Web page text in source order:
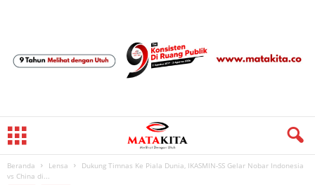
Beranda Lensa
Dukung Timnas Ke Piala Dunia, IKASMIN-SS Gelar Nobar Indonesia
vs China di...